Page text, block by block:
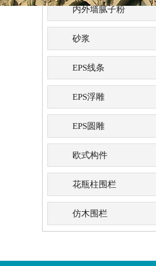
内外墙腻子粉
砂浆
EPS线条
EPS浮雕
EPS圆雕
欧式构件
花瓶柱围栏
仿木围栏